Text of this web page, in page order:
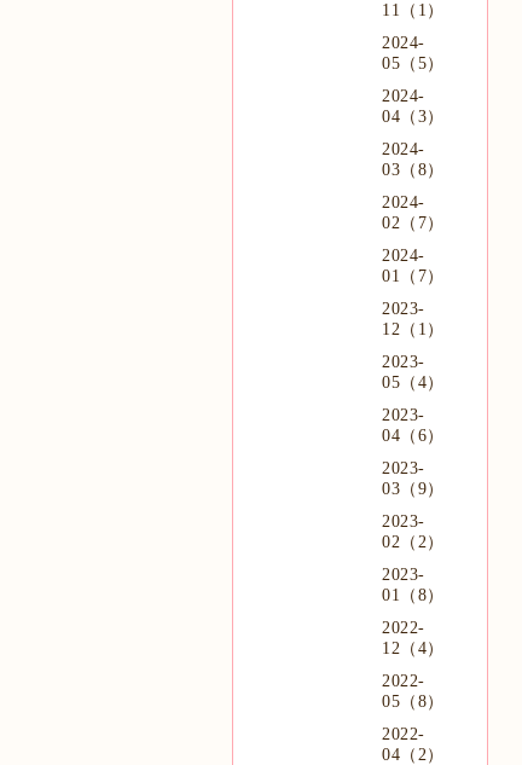
11（1）
2024-
05（5）
2024-
04（3）
2024-
03（8）
2024-
02（7）
2024-
01（7）
2023-
12（1）
2023-
05（4）
2023-
04（6）
2023-
03（9）
2023-
02（2）
2023-
01（8）
2022-
12（4）
2022-
05（8）
2022-
04（2）